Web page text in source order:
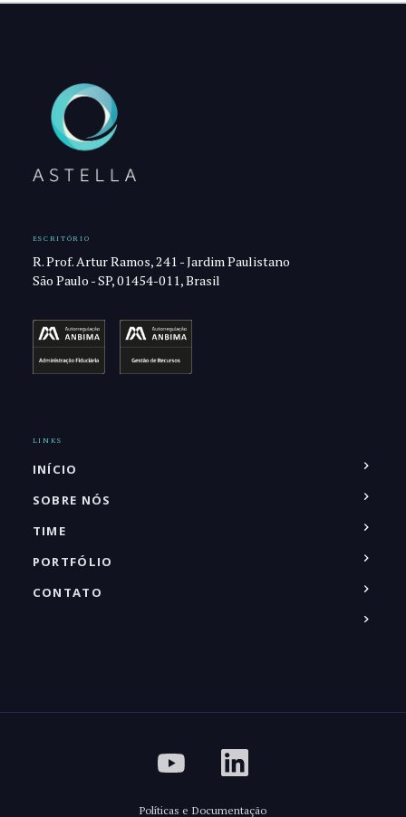
ESCRITÓRIO
R. Prof. Artur Ramos, 241 - Jardim Paulistano
São Paulo - SP, 01454-011, Brasil
LINKS
INÍCIO
SOBRE NÓS
TIME
PORTFÓLIO
CONTATO
Políticas e Documentação